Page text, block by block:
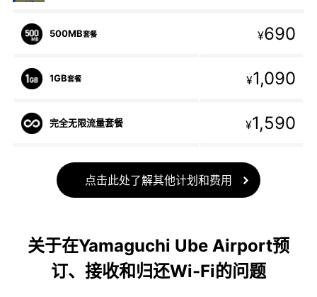
500MB套餐 ¥690
1GB套餐 ¥1,090
完全无限流量套餐 ¥1,590
点击此处了解其他计划和费用
关于在Yamaguchi Ube Airport预
订、接收和归还Wi-Fi的问题